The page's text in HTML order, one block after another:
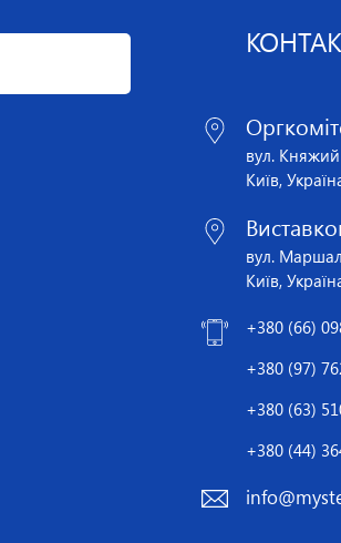
вул.
Київ,
вул.
Київ,
+380 (66)
+380 (97)
+380 (63)
+380 (44)